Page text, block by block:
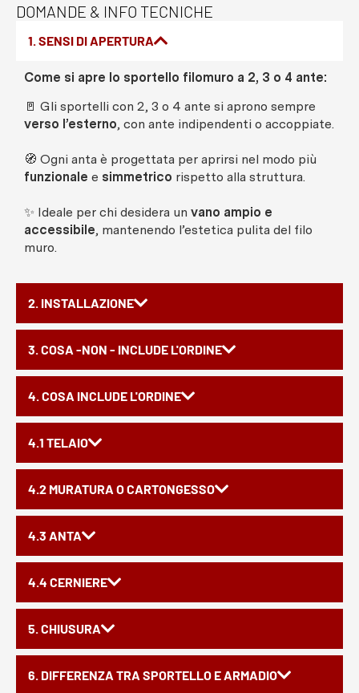
DOMANDE & INFO TECNICHE
1. SENSI DI APERTURA
2. INSTALLAZIONE
3. COSA -NON - INCLUDE L'ORDINE
4. COSA INCLUDE L'ORDINE
4.1 TELAIO
4.2 MURATURA O CARTONGESSO
4.3 ANTA
4.4 CERNIERE
5. CHIUSURA
6. DIFFERENZA TRA SPORTELLO E ARMADIO
Come si apre lo sportello filomuro a 2, 3 o 4 ante:
🚪 Gli sportelli con 2, 3 o 4 ante si aprono sempre
verso l’esterno, con ante indipendenti o accoppiate.
🧭 Ogni anta è progettata per aprirsi nel modo più
funzionale e simmetrico rispetto alla struttura.
✨ Ideale per chi desidera un vano ampio e
accessibile, mantenendo l’estetica pulita del filo
muro.